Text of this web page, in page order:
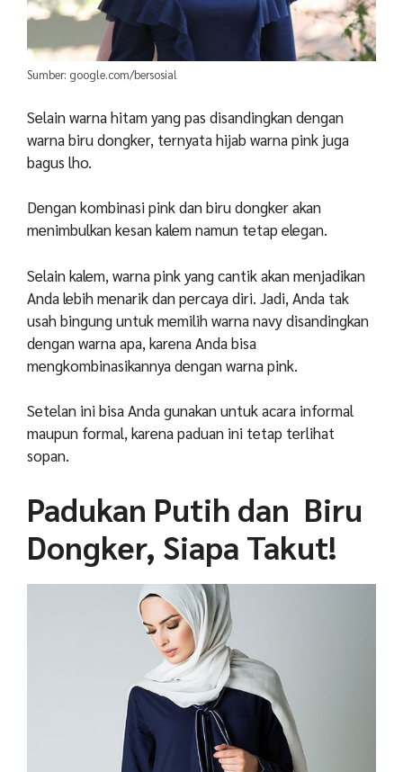
Sumber: google.com/bersosial
Selain warna hitam yang pas disandingkan dengan
warna biru dongker, ternyata hijab warna pink juga
bagus lho.
Dengan kombinasi pink dan biru dongker akan
menimbulkan kesan kalem namun tetap elegan.
Selain kalem, warna pink yang cantik akan menjadikan
Anda lebih menarik dan percaya diri. Jadi, Anda tak
usah bingung untuk memilih warna navy disandingkan
dengan warna apa, karena Anda bisa
mengkombinasikannya dengan warna pink.
Setelan ini bisa Anda gunakan untuk acara informal
maupun formal, karena paduan ini tetap terlihat
sopan.
Padukan Putih dan Biru
Dongker, Siapa Takut!